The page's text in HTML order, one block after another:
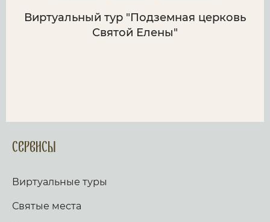
Виртуальный тур "Подземная церковь
Святой Елены"
Сервисы
Виртуальные туры
Святые места